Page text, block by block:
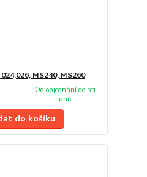
MS240, MS260
Od objednání do 5ti
dnů
do košíku